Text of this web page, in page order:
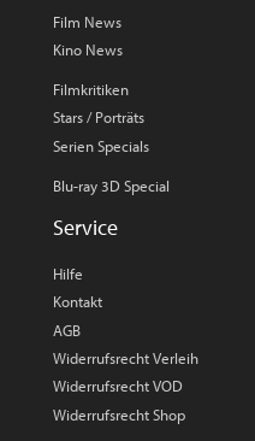
Film News
Kino News
Filmkritiken
Stars / Porträts
Serien Specials
Blu-ray 3D Special
Service
Hilfe
Kontakt
AGB
Widerrufsrecht Verleih
Widerrufsrecht VOD
Widerrufsrecht Shop